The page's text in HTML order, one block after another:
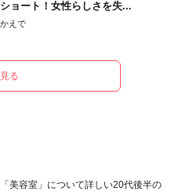
ショート！女性らしさを失...
かえで
る
「美容室」について詳しい20代後半の